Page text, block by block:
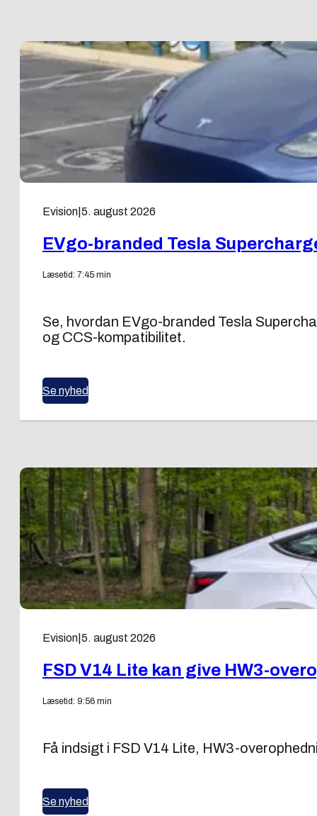
Evision 5. august 2026
EVgo-branded Tesla
Læsetid: 7:45 min
Se, hvordan EVgo-branded Tesla
og CCS-kompatibilitet.
Se nyhed
Evision 5. august 2026
FSD V14 Lite kan give HW3-
Læsetid: 9:56 min
Få indsigt i FSD V14 Lite, HW3-
Se nyhed